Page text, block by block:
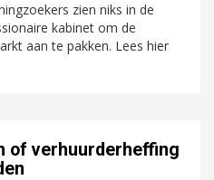
zien niks in de
kabinet om de
aan te pakken. Lees hier
of verhuurderheffing